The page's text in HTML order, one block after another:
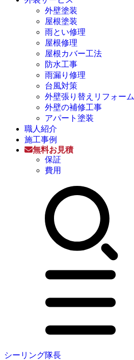
外壁塗装
屋根塗装
雨とい修理
屋根修理
屋根カバー工法
防水工事
雨漏り修理
台風対策
外壁張り替えリフォーム
外壁の補修工事
アパート塗装
職人紹介
施工事例
無料お見積
保証
費用
シーリング隊長